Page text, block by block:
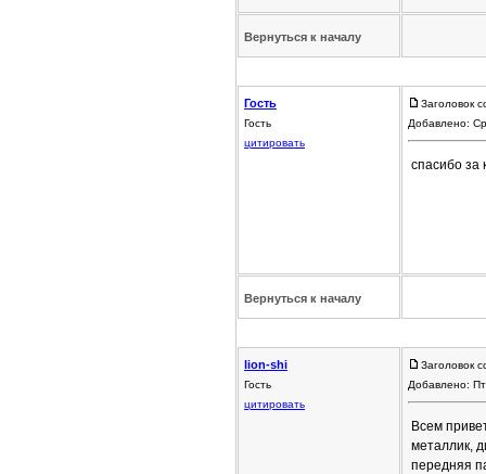
Вернуться к началу
Гость
Гость
цитировать
Заголовок
Добавлено:
спасибо за
Вернуться к началу
lion-shi
Гость
цитировать
Заголовок
Добавлено:
Всем
металлик,
передняя